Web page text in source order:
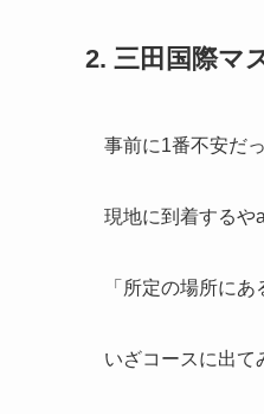
2. 三田国際マ
事前に1番不安だ
現地に到着するや
「所定の場所にあ
いざコースに出て